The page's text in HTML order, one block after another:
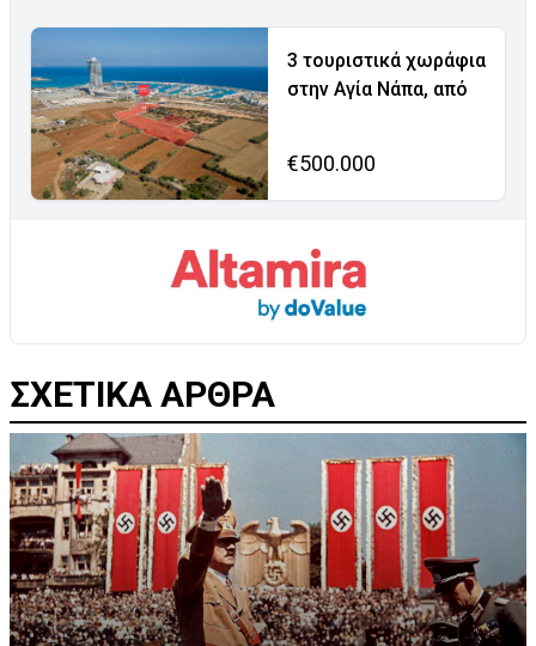
3 τουριστικά χωράφια
στην Αγία Νάπα, από
€500.000
ΣΧΕΤΙΚΑ ΑΡΘΡΑ